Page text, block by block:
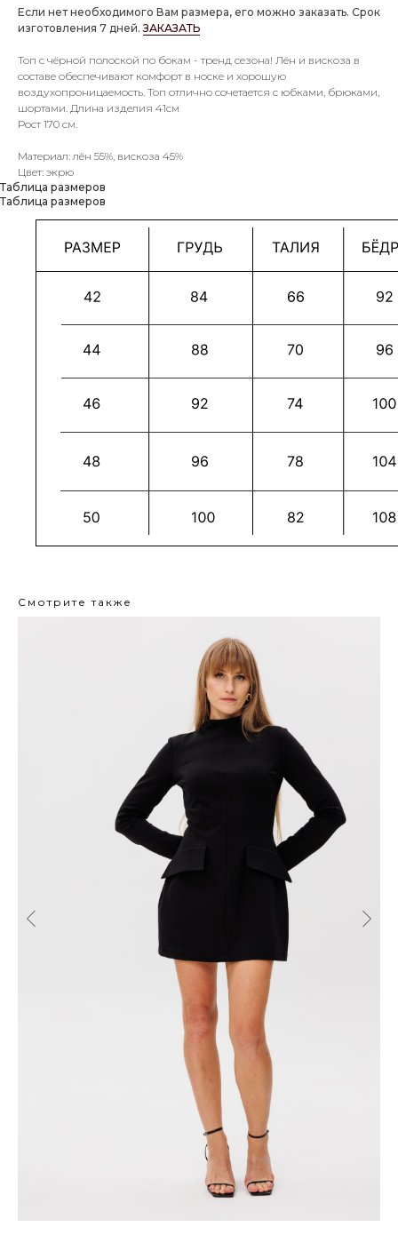
Если нет необходимого Вам размера, его можно заказать. Срок
изготовления 7 дней.ЗАКАЗАТЬ
Топ с чёрной полоской по бокам - тренд сезона! Лён и вискоза в
составе обеспечивают комфорт в носке и хорошую
воздухопроницаемость. Топ отлично сочетается с юбками, брюками,
шортами. Длина изделия 41см
Рост 170 см.
Материал: лён 55%, вискоза 45%
Цвет: экрю
Таблица размеров
Таблица размеров
Смотрите также